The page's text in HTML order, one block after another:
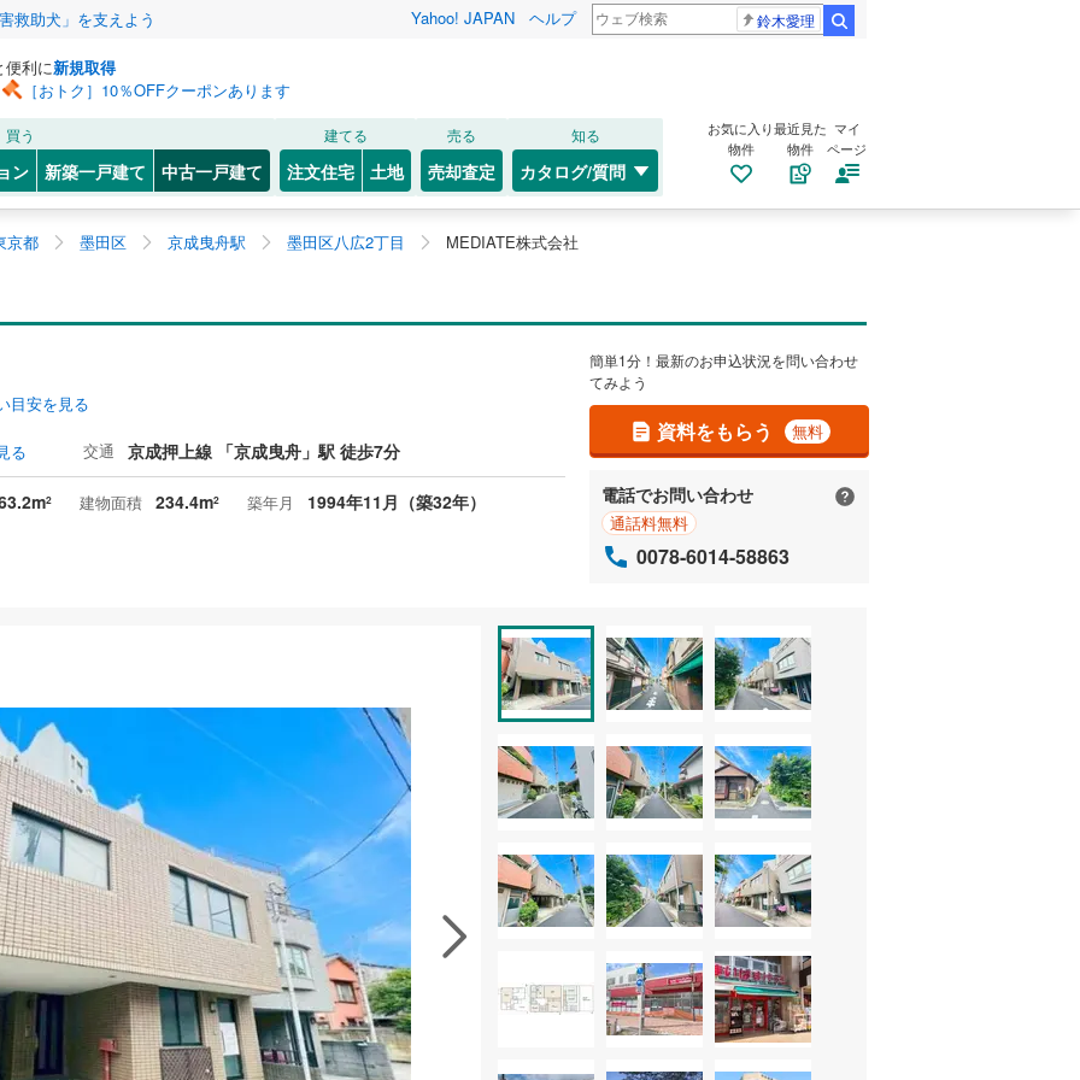
救助犬」を支えよう Yahoo! JAPAN ヘルプ 鈴木愛理
便利に新規取得
［おトク］10％OFFクーポンあります
買う
ン 新築一戸建て 中古一戸建て
建てる
注文住宅 土地
売る
売却査定
知る
カタログ/質問
お気に入り
物件
最近見た
物件
マイ
ページ
京都 墨田区 京成曳舟駅 墨田区八広2丁目 MEDIATE株式会社
目安を見る
る 交通 京成押上線 「京成曳舟」駅 徒歩7分
2 建物面積 234.4m2 築年月 1994年11月（築32年）
簡単1分！最新のお申込状況を問い合わせ
てみよう
資料をもらう 無料
電話でお問い合わせ
通話料無料
0078-6014-58863
資料をもらう 無料
の似た物件を見る
に入りに追加する